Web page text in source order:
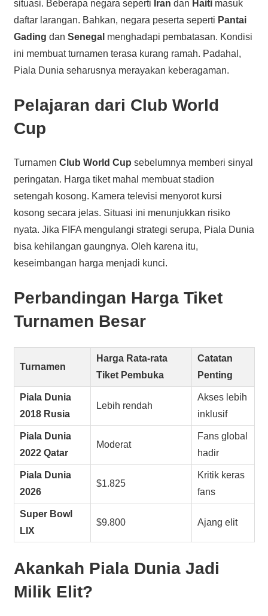
situasi. Beberapa negara seperti Iran dan Haitimasuk
daftar larangan. Bahkan, negara peserta seperti Pantai
Gading dan Senegal menghadapi pembatasan. Kondisi
ini membuat turnamen terasa kurang ramah. Padahal,
Piala Dunia seharusnya merayakan keberagaman.
Pelajaran dari Club World
Cup
Turnamen Club World Cup sebelumnya memberi sinyal
peringatan. Harga tiket mahal membuat stadion
setengah kosong. Kamera televisi menyorot kursi
kosong secara jelas. Situasi ini menunjukkan risiko
nyata. Jika FIFA mengulangi strategi serupa, Piala Dunia
bisa kehilangan gaungnya. Oleh karena itu,
keseimbangan harga menjadi kunci.
Perbandingan Harga Tiket
Turnamen Besar
Turnamen
Harga Rata-rata
Tiket Pembuka
Catatan
Penting
Piala Dunia
2018 Rusia
Lebih rendah
Akses lebih
inklusif
Piala Dunia
2022 Qatar
Moderat
Fans global
hadir
Piala Dunia
2026
$1.825
Kritik keras
fans
Super Bowl
LIX
$9.800 Ajang elit
Akankah Piala Dunia Jadi
Milik Elit?